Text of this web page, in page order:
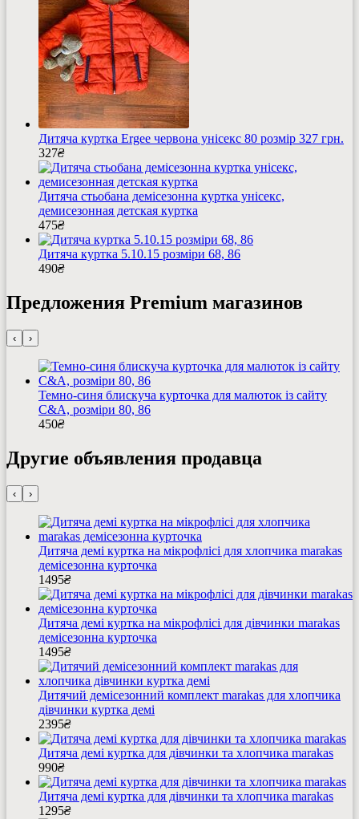
Дитяча куртка Ergee червона унісекс 80 розмір 327 грн.
327₴
Дитяча стьобана демісезонна куртка унісекс,
демисезонная детская куртка
475₴
Дитяча куртка 5.10.15 розміри 68, 86
490₴
Предложения Premium магазинов
‹ ›
Темно-синя блискуча курточка для малюток із сайту
C&A, розміри 80, 86
450₴
Другие объявления продавца
‹ ›
Дитяча демі куртка на мікрофлісі для хлопчика marakas
демісезонна курточка
1495₴
Дитяча демі куртка на мікрофлісі для дівчинки marakas
демісезонна курточка
1495₴
Дитячий демісезонний комплект marakas для хлопчика
дівчинки куртка демі
2395₴
Дитяча демі куртка для дівчинки та хлопчика marakas
990₴
Дитяча демі куртка для дівчинки та хлопчика marakas
1295₴